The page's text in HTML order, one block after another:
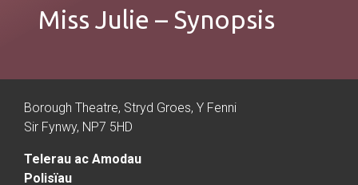
Miss Julie – Synopsis
Borough Theatre, Stryd Groes, Y Fenni
Sir Fynwy, NP7 5HD
Telerau ac Amodau
Polisïau